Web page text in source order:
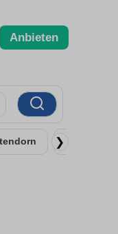
Anbieten
❯